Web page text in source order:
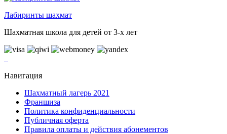
Лабиринты шахмат
Шахматная школа для детей от 3-х лет
Навигация
Шахматный лагерь 2021
Франшиза
Политика конфиденциальности
Публичная оферта
Правила оплаты и действия абонементов